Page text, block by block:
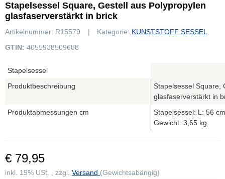
Stapelsessel Square, Gestell aus Polypropylen
glasfaserverstärkt in brick
Artikelnummer: R15579 Kategorie: KUNSTSTOFF SESSEL
GTIN: 4055938509688
Stapelsessel
Produktbeschreibung
Stapelsessel Square,
glasfaserverstärkt in
Produktabmessungen cm
Stapelsessel: L: 56
Gewicht: 3,65 kg
€ 79,95
inkl. 19% USt. , zzgl. Versand (Gewichtsabängig)